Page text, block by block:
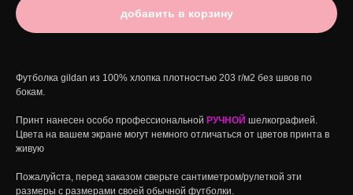
добавить в корзину
Футболка gildan из 100% хлопка плотностью 203 г/м2 без швов по
бокам.
Принт нанесен особо профессиональной РУЧНОЙ шелкографией.
Цвета на вашем экране могут немного отличаться от цветов принта в
живую
Пожалуйста, перед заказом сверьте сантиметром/рулеткой эти
размеры с размерами своей обычной футболки.